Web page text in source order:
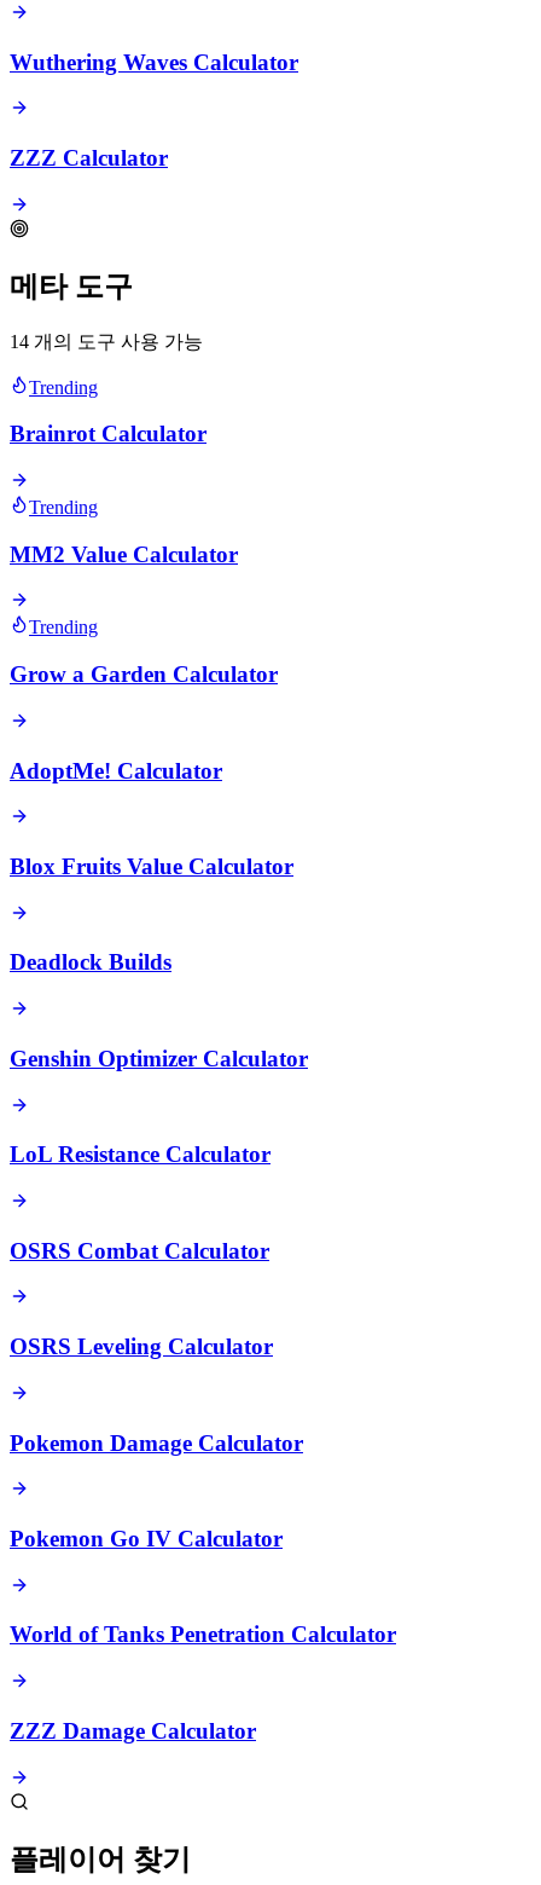
Wuthering Waves Calculator
ZZZ Calculator
메타 도구
14 개의 도구 사용 가능
Trending
Brainrot Calculator
Trending
MM2 Value Calculator
Trending
Grow a Garden Calculator
AdoptMe! Calculator
Blox Fruits Value Calculator
Deadlock Builds
Genshin Optimizer Calculator
LoL Resistance Calculator
OSRS Combat Calculator
OSRS Leveling Calculator
Pokemon Damage Calculator
Pokemon Go IV Calculator
World of Tanks Penetration Calculator
ZZZ Damage Calculator
플레이어 찾기